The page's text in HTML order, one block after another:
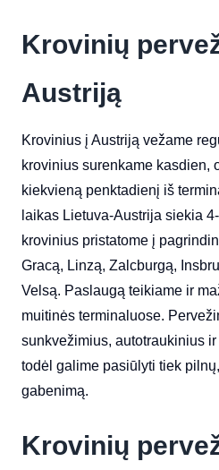
Krovinių
Austriją
Krovinius į Austriją vežame
krovinius surenkame kasdien,
kiekvieną penktadienį iš
laikas Lietuva-Austrija siekia
krovinius pristatome į
Gracą, Linzą, Zalcburgą,
Velsą. Paslaugą teikiame ir
muitinės terminaluose.
sunkvežimius, autotraukinius
todėl galime pasiūlyti tiek
gabenimą.
Krovinių